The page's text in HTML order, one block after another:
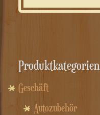
Produktkategorien
Geschäft
Autozubehör